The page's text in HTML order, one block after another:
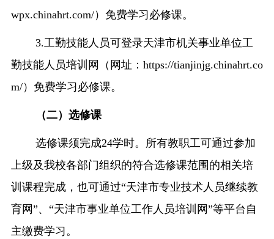
wpx.chinahrt.com/）免费学习必修课。
3.工勤技能人员可登录天津市机关事业单位工
勤技能人员培训网（网址： https://tianjinjg.chinahrt.co
m/） 免费学习必修课。
（二）选修课
选修课须完成24学时。所有教职工可通过参加
上级及我校各部门组织的符合选修课范围的相关培
训课程完成，也可通过“天津市专业技术人员继续教
育网”、“天津市事业单位工作人员培训网”等平台自
主缴费学习。